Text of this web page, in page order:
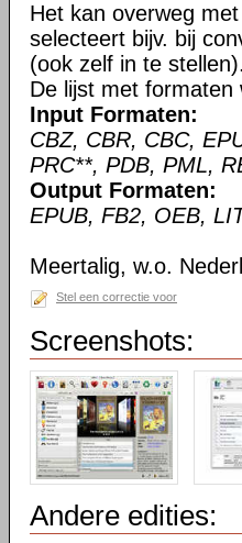
Het kan overweg
selecteert bijv. bij
(ook zelf in te stellen).
De lijst met
Input Formaten:
CBZ, CBR, CBC,
PRC**, PDB, PML,
Output Formaten:
EPUB, FB2, OEB,
Meertalig, w.o.
Stel een correctie voor
Screenshots:
Andere edities: